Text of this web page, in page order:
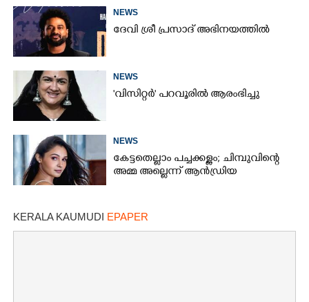
NEWS
ദേവി ശ്രീ പ്രസാദ് അഭിനയത്തിൽ
NEWS
'വിസിറ്റർ' പറവൂരിൽ ആരംഭിച്ചു
NEWS
കേട്ടതെല്ലാം പച്ചക്കള്ളം; ചിമ്പുവിന്റെ
അമ്മ അല്ലെന്ന് ആൻഡ്രിയ
KERALA KAUMUDI EPAPER